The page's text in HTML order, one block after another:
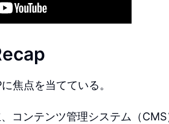
焦点を当てている。
コンテンツ管理システム（